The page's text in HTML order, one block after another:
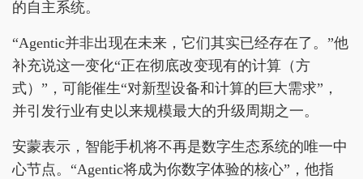
的自主系统。
“Agentic并非出现在未来，它们其实已经存在了。”他
补充说这一变化“正在彻底改变现有的计算（方
式）”，可能催生“对新型设备和计算的巨大需求”，
并引发行业有史以来规模最大的升级周期之一。
安蒙表示，智能手机将不再是数字生态系统的唯一中
心节点。“Agentic将成为你数字体验的核心”，他指